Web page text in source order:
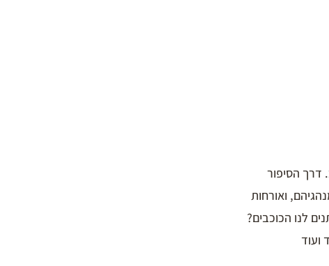
הסיפור
ואורחות
לנו הכוכבים?
ועוד